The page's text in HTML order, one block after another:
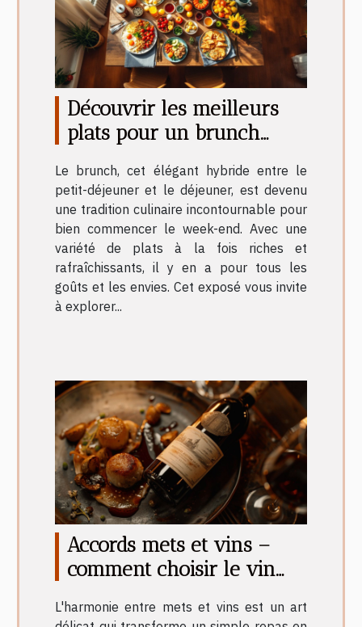
Découvrir les meilleurs
plats pour un brunch
Le brunch, cet élégant hybride entre le
petit-déjeuner et le déjeuner, est devenu
une tradition culinaire incontournable pour
bien commencer le week-end. Avec une
variété de plats à la fois riches et
rafraîchissants, il y en a pour tous les
goûts et les envies. Cet exposé vous invite
à explorer...
Accords mets et vins –
comment choisir le vin
L'harmonie entre mets et vins est un art